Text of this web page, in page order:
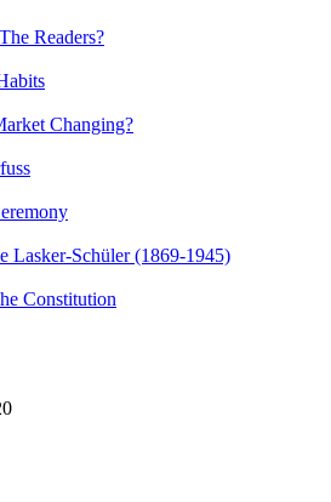
Readers?
Changing?
Lasker-Schüler (1869-1945)
Constitution